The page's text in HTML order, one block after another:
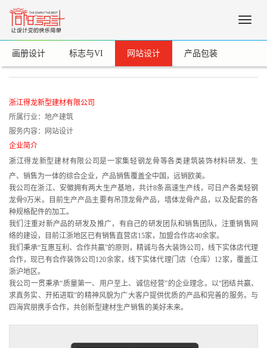
Toggle
画册设计 标志与VI 网站设计 产品包装
浙江得龙新型建材有限公司
所属行业：地产建筑
服务内容：网站设计
企业简介
浙江得龙新型建材有限公司是一家集轻钢龙骨等各类建筑装饰材料研发、生
产、销售为一体的综合企业，产品销售覆盖全中国，远销欧美。
我公司在浙江、安徽拥有两大生产基地，共计8条高速生产线，可日产各类轻钢
龙骨9万米。目前生产产品主要有吊顶龙骨产品，墙体龙骨产品，以及配套的各
种规格配件的加工。
我们注重对新产品的研发及推广，有自己的研发团队和销售团队，注重销售网
络的建设，目前江浙地区已有销售直营店15家，加盟合作店40余家。
我们秉承“互惠互利、合作共赢”的原则，精诚与各大装饰公司，线下实体店代理
合作，现已有合作装饰公司120余家，线下实体代理门店（仓库）12家，覆盖江
浙沪地区。
我公司一贯秉承“质量第一、用户至上、诚信经营”的企业理念。以“团结共赢、
求真务实、开拓进取”的精神风貌为广大客户提供优质的产品和完善的服务。与
四海宾朋携手合作，共创新型建材生产销售的美好未来。